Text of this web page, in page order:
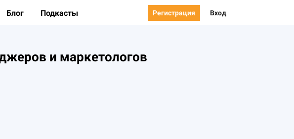
Блог Подкасты Регистрация Вход
и маркетологов